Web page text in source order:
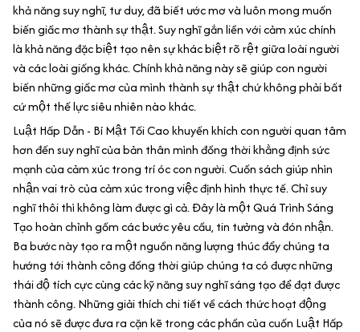
khả năng suy nghĩ, tư duy, đã biết ước mơ và luôn mong muốn
biến giấc mơ thành sự thật. Suy nghĩ gắn liền với cảm xúc chính
là khả năng đặc biệt tạo nên sự khác biệt rõ rệt giữa loài người
và các loài giống khác. Chính khả năng này sẽ giúp con người
biến những giấc mơ của mình thành sự thật chứ không phải bất
cứ một thế lực siêu nhiên nào khác.
Luật Hấp Dẫn - Bí Mật Tối Cao khuyến khích con người quan tâm
hơn đến suy nghĩ của bản thân mình đồng thời khẳng định sức
mạnh của cảm xúc trong trí óc con người. Cuốn sách giúp nhìn
nhận vai trò của cảm xúc trong việc định hình thực tế. Chỉ suy
nghĩ thôi thì không làm được gì cả. Đây là một Quá Trình Sáng
Tạo hoàn chỉnh gồm các bước yêu cầu, tin tưởng và đón nhận.
Ba bước này tạo ra một nguồn năng lượng thúc đẩy chúng ta
hướng tới thành công đồng thời giúp chúng ta có được những
thái độ tích cực cùng các kỹ năng suy nghĩ sáng tạo để đạt được
thành công. Những giải thích chi tiết về cách thức hoạt động
của nó sẽ được đưa ra cặn kẽ trong các phần của cuốn Luật Hấp